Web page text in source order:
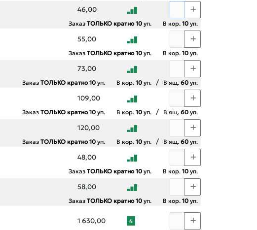
46,00
Заказ ТОЛЬКО кратно 10 уп. В кор. 10 уп.
55,00
Заказ ТОЛЬКО кратно 10 уп. В кор. 10 уп.
73,00
Заказ ТОЛЬКО кратно 10 уп. В кор. 10 уп. / В ящ. 60 уп.
109,00
Заказ ТОЛЬКО кратно 10 уп. В кор. 10 уп. / В ящ. 60 уп.
120,00
Заказ ТОЛЬКО кратно 10 уп. В кор. 10 уп. / В ящ. 60 уп.
48,00
Заказ ТОЛЬКО кратно 10 уп. В кор. 10 уп.
58,00
Заказ ТОЛЬКО кратно 10 уп. В кор. 10 уп.
1 630,00 4